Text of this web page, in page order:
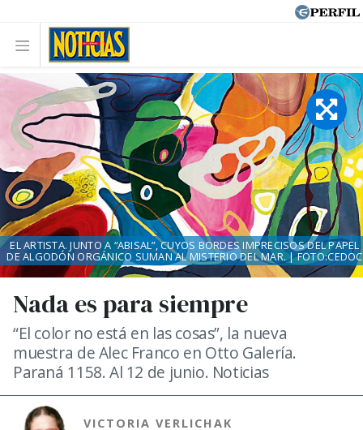
Nada es para siempre
“El color no está en las cosas”, la nueva
muestra de Alec Franco en Otto Galería.
Paraná 1158. Al 12 de junio. Noticias
VICTORIA VERLICHAK
EL ARTISTA. JUNTO A “ABISAL”, CUYOS BORDES IMPRECISOS DEL PAPEL
DE ALGODÓN ORGÁNICO SUMAN AL MISTERIO DEL MAR. | FOTO:CEDOC